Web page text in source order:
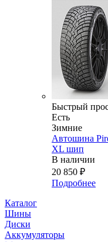
Быстрый
Есть
Зимние
Автошина
XL шип
В наличии
20 850 ₽
Подробнее
Каталог
Шины
Диски
Аккумуляторы